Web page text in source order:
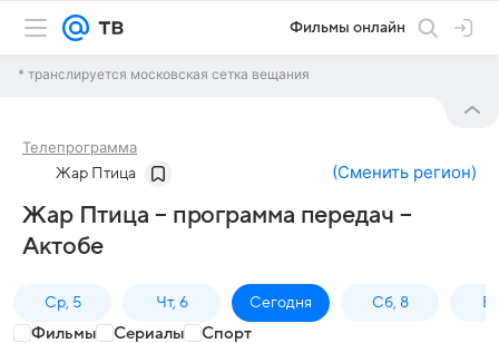
Фильмы онлайн
* транслируется московская сетка вещания
Телепрограмма
Жар Птица (Сменить регион)
Жар Птица – программа передач –
Актобе
Ср, 5 Чт, 6 Сегодня Сб, 8
Фильмы Сериалы Спорт